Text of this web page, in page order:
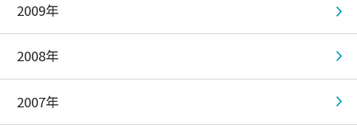
2009年
2008年
2007年